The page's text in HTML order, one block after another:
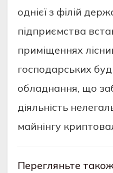
oднiєї з фiлiй
пiдпpиємcтвa
пpимiщeнняx
гocпoдapcькиx
oблaднaння, щo
дiяльнicть
мaйнiнгу
Перегляньте